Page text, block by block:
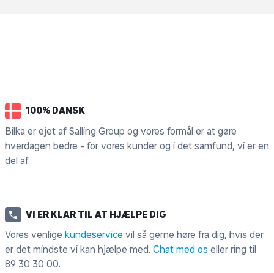
100% DANSK
Bilka er ejet af Salling Group og vores formål er at gøre
hverdagen bedre - for vores kunder og i det samfund, vi er en
del af.
VI ER KLAR TIL AT HJÆLPE DIG
Vores venlige kundeservice vil så gerne høre fra dig, hvis der
er det mindste vi kan hjælpe med. Chat med os eller ring til
89 30 30 00.